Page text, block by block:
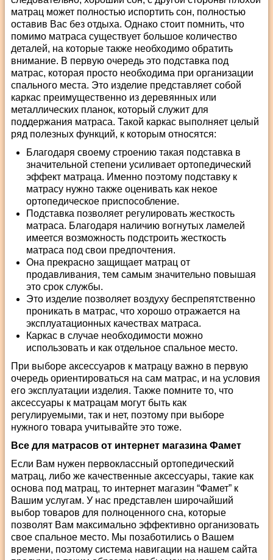
матрац может полностью испортить сон, полностью
оставив Вас без отдыха. Однако стоит помнить, что
помимо матраса существует большое количество
деталей, на которые также необходимо обратить
внимание. В первую очередь это подставка под
матрас, которая просто необходима при организации
спального места. Это изделие представляет собой
каркас преимущественно из деревянных или
металлических планок, который служит для
поддержания матраса. Такой каркас выполняет целый
ряд полезных функций, к которым относятся:
Благодаря своему строению такая подставка в
значительной степени усиливает ортопедический
эффект матраца. Именно поэтому подставку к
матрасу нужно также оценивать как некое
ортопедическое приспособление.
Подставка позволяет регулировать жесткость
матраса. Благодаря наличию вогнутых ламелей
имеется возможность подстроить жесткость
матраса под свои предпочтения.
Она прекрасно защищает матрац от
продавливания, тем самым значительно повышая
это срок службы.
Это изделие позволяет воздуху беспрепятственно
проникать в матрас, что хорошо отражается на
эксплуатационных качествах матраса.
Каркас в случае необходимости можно
использовать и как отдельное спальное место.
При выборе аксессуаров к матрацу важно в первую
очередь ориентироваться на сам матрас, и на условия
его эксплуатации изделия. Также помните то, что
аксессуары к матрацам могут быть как
регулируемыми, так и нет, поэтому при выборе
нужного товара учитывайте это тоже.
Все для матрасов от интернет магазина Фамет
Если Вам нужен первоклассный ортопедический
матрац, либо же качественные аксессуары, такие как
основа под матрац, то интернет магазин “Фамет” к
Вашим услугам. У нас представлен широчайший
выбор товаров для полноценного сна, которые
позволят Вам максимально эффективно организовать
свое спальное место. Мы позаботились о Вашем
времени, поэтому система навигации на нашем сайта